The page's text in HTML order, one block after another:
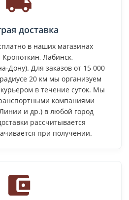
доставка
в наших магазинах
Лабинск,
Дону). Для заказов от 15 000
20 км мы организуем
в течение суток. Мы
компаниями
и др.) в любой город
рассчитывается
при получении.